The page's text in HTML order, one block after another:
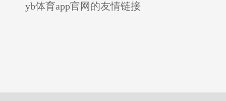
yb体育app官网的友情链接